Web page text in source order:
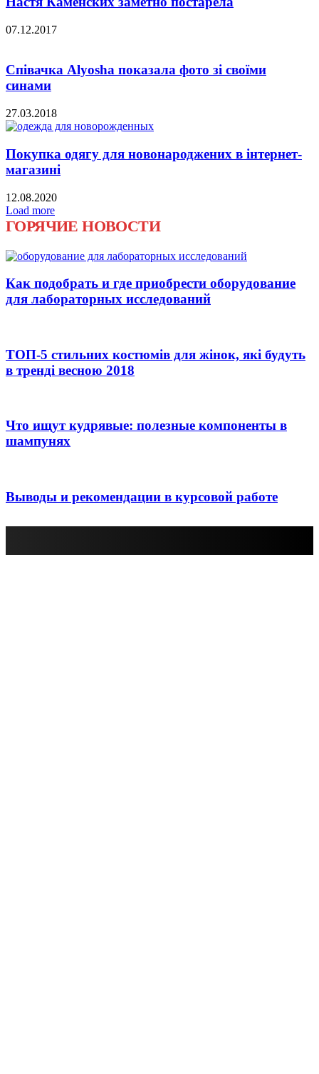
07.12.2017
Співачка Alyosha показала фото зі своїми
синами
27.03.2018
Покупка одягу для новонароджених в інтернет-
магазині
12.08.2020
Load more
ГОРЯЧИЕ НОВОСТИ
Как подобрать и где приобрести оборудование
для лабораторных исследований
ТОП-5 стильних костюмів для жінок, які будуть
в тренді весною 2018
Что ищут кудрявые: полезные компоненты в
шампунях
Выводы и рекомендации в курсовой работе